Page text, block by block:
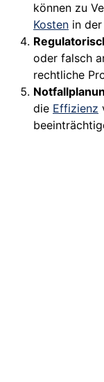
können zu
Kosten in
oder falsch
rechtliche
die Effizienz